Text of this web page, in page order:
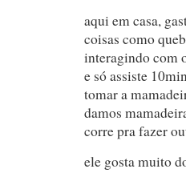
aqui em casa,
coisas como
interagindo com
e só assiste
tomar a
damos
corre pra fazer
ele gosta muito